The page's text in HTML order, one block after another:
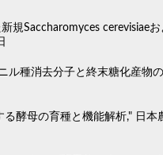
規Saccharomyces cerevisiae
ル種消去分子と終末糖化産物
酵母の育種と機能解析," 日本